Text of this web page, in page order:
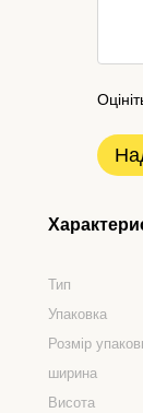
Тип
Упаковка
Розмір
ширина
Висота